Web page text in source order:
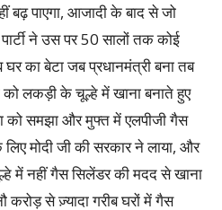
पाएगा, आजादी के बाद से जो
ने उस पर 50 सालों तक कोई
घर का बेटा जब प्रधानमंत्री बना तब
लकड़ी के चूल्हे में खाना बनाते हुए
समझा और मुफ्त में एलपीजी गैस
मोदी जी की सरकार ने लाया, और
में नहीं गैस सिलेंडर की मदद से खाना
करोड़ से ज़्यादा गरीब घरों में गैस